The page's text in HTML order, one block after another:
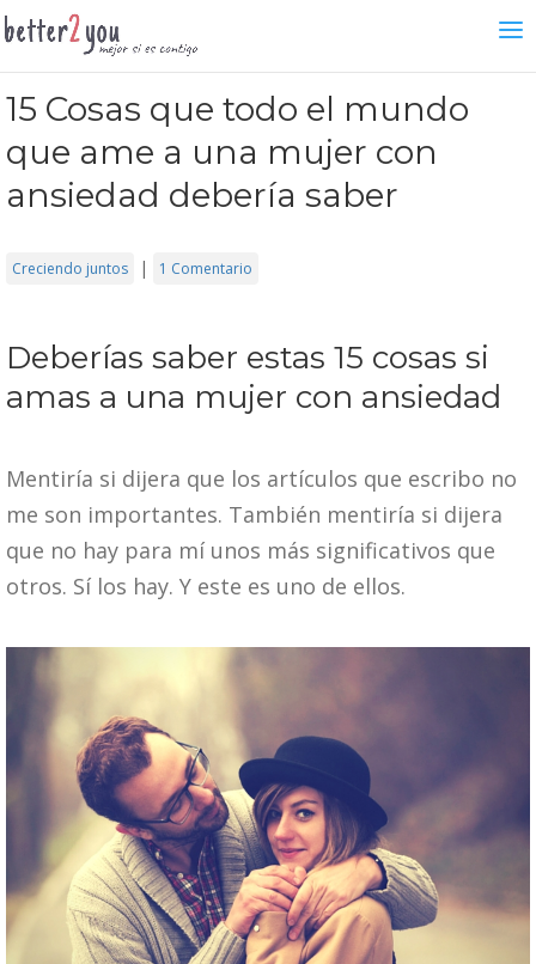
15 Cosas que todo el mundo
que ame a una mujer con
ansiedad debería saber
Creciendo juntos | 1 Comentario
Deberías saber estas 15 cosas si
amas a una mujer con ansiedad
Mentiría si dijera que los artículos que escribo no
me son importantes. También mentiría si dijera
que no hay para mí unos más significativos que
otros. Sí los hay. Y este es uno de ellos.